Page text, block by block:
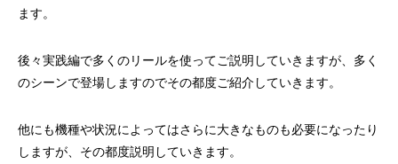
ます。
後々実践編で多くのリールを使ってご説明していきますが、多く
のシーンで登場しますのでその都度ご紹介していきます。
他にも機種や状況によってはさらに大きなものも必要になったり
しますが、その都度説明していきます。